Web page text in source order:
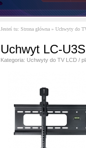
Jesteś tu: Strona główna » Uchwyty do
Uchwyt LC-
Kategoria: Uchwyty do TV LCD /